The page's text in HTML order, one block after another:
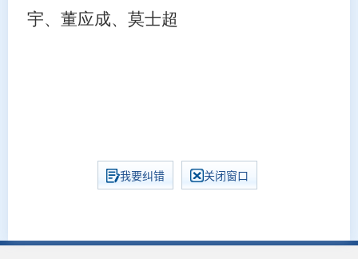
宇、董应成、莫士超
我要纠错 关闭窗口